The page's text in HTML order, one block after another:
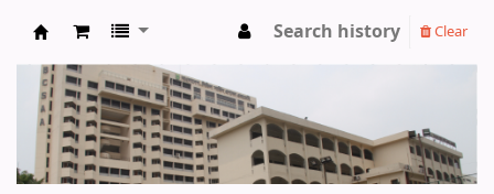
BCS Administration Academy Library
Search history Clear